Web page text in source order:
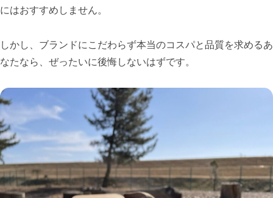
にはおすすめしません。
しかし、ブランドにこだわらず本当のコスパと品質を求めるあ
なたなら、ぜったいに後悔しないはずです。